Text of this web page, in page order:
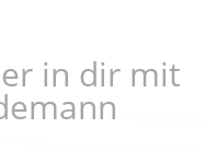
in dir mit